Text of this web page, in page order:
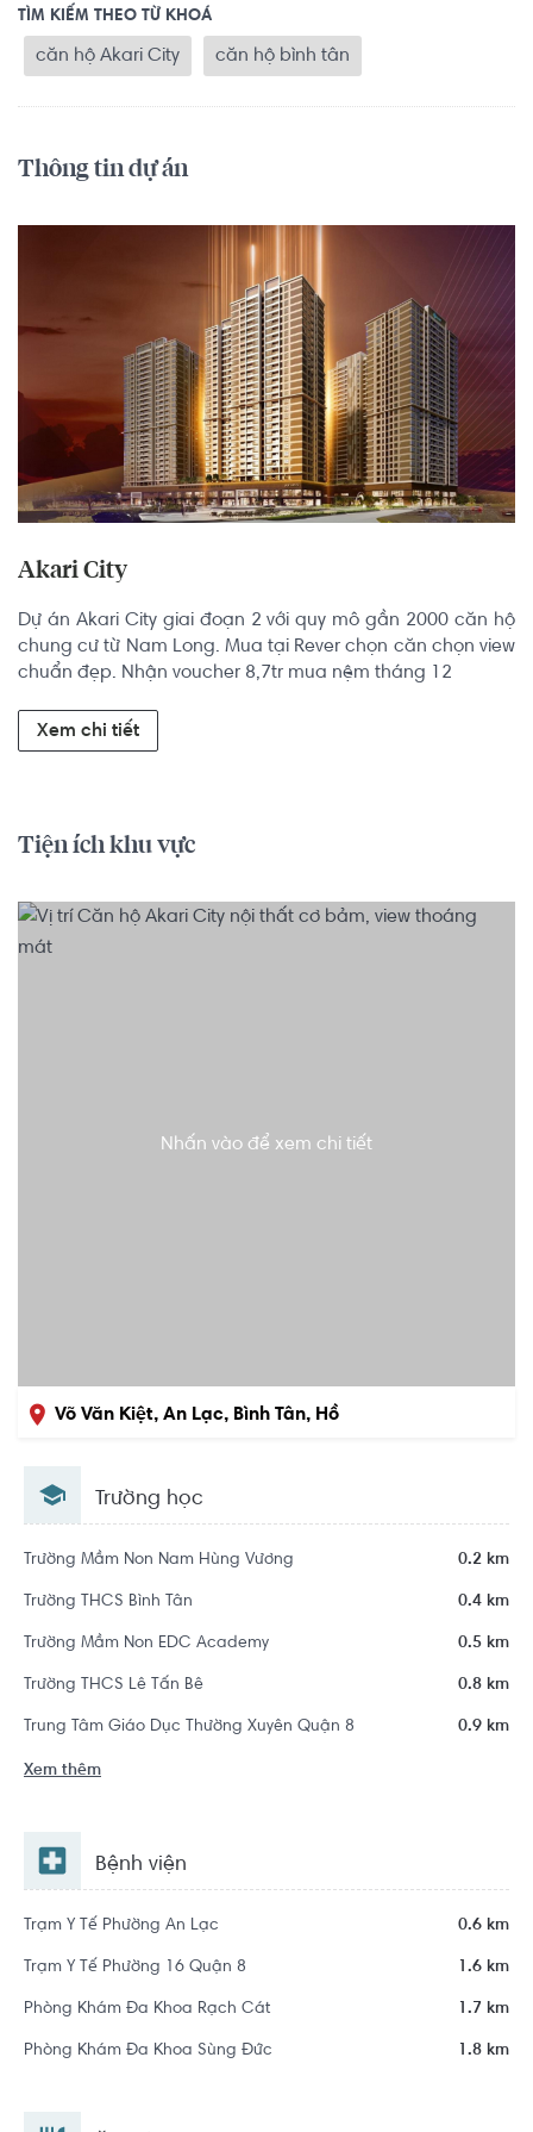
TÌM KIẾM THEO TỪ KHOÁ
căn hộ Akari City căn hộ bình tân
Thông tin dự án
Akari City
Dự án Akari City giai đoạn 2 với quy mô gần 2000 căn hộ
chung cư từ Nam Long. Mua tại Rever chọn căn chọn view
chuẩn đẹp. Nhận voucher 8,7tr mua nệm tháng 12
Xem chi tiết
Tiện ích khu vực
Nhấn vào để xem chi tiết
Võ Văn Kiệt, An Lạc, Bình Tân, Hồ
Trường học
Trường Mầm Non Nam Hùng Vương 0.2 km
Trường THCS Bình Tân 0.4 km
Trường Mầm Non EDC Academy 0.5 km
Trường THCS Lê Tấn Bê 0.8 km
Trung Tâm Giáo Dục Thường Xuyên Quận 8 0.9 km
Xem thêm
Bệnh viện
Trạm Y Tế Phường An Lạc 0.6 km
Trạm Y Tế Phường 16 Quận 8 1.6 km
Phòng Khám Đa Khoa Rạch Cát 1.7 km
Phòng Khám Đa Khoa Sùng Đức 1.8 km